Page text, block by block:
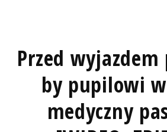
Przed
by pupilowi
medyczny